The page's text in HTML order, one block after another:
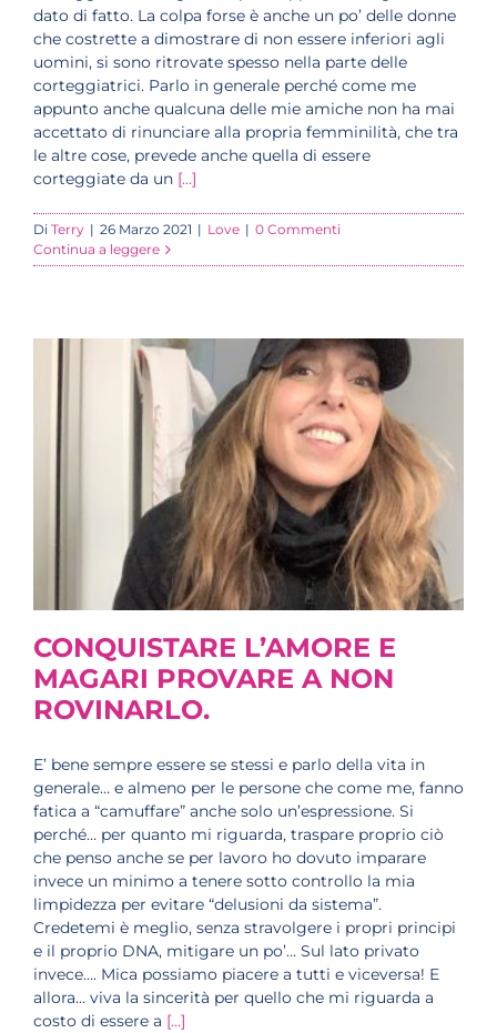
dato di fatto. La colpa forse è anche un po’ delle donne
che costrette a dimostrare di non essere inferiori agli
uomini, si sono ritrovate spesso nella parte delle
corteggiatrici. Parlo in generale perché come me
appunto anche qualcuna delle mie amiche non ha mai
accettato di rinunciare alla propria femminilità, che tra
le altre cose, prevede anche quella di essere
corteggiate da un [...]
Di Terry | 26 Marzo 2021 | Love | 0 Commenti
Continua a leggere
CONQUISTARE L’AMORE E
MAGARI PROVARE A NON
ROVINARLO.
E’ bene sempre essere se stessi e parlo della vita in
generale… e almeno per le persone che come me, fanno
fatica a “camuffare” anche solo un’espressione. Si
perché… per quanto mi riguarda, traspare proprio ciò
che penso anche se per lavoro ho dovuto imparare
invece un minimo a tenere sotto controllo la mia
limpidezza per evitare “delusioni da sistema”.
Credetemi è meglio, senza stravolgere i propri principi
e il proprio DNA, mitigare un po’… Sul lato privato
invece…. Mica possiamo piacere a tutti e viceversa! E
allora... viva la sincerità per quello che mi riguarda a
costo di essere a [...]